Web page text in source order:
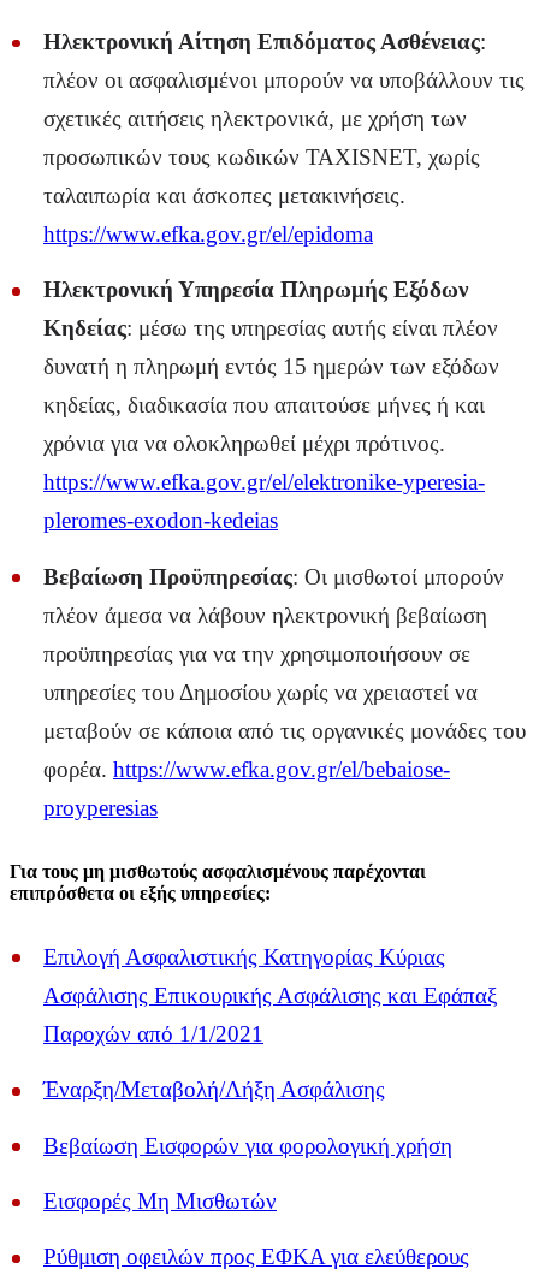
Ηλεκτρονική Αίτηση Επιδόματος Ασθένειας:
πλέον οι ασφαλισμένοι μπορούν να υποβάλλουν τις
σχετικές αιτήσεις ηλεκτρονικά, με χρήση των
προσωπικών τους κωδικών TAXISNET, χωρίς
ταλαιπωρία και άσκοπες μετακινήσεις.
https://www.efka.gov.gr/el/epidoma
Ηλεκτρονική Υπηρεσία Πληρωμής Εξόδων
Κηδείας: μέσω της υπηρεσίας αυτής είναι πλέον
δυνατή η πληρωμή εντός 15 ημερών των εξόδων
κηδείας, διαδικασία που απαιτούσε μήνες ή και
χρόνια για να ολοκληρωθεί μέχρι πρότινος.
https://www.efka.gov.gr/el/elektronike-yperesia-
pleromes-exodon-kedeias
Βεβαίωση Προϋπηρεσίας: Οι μισθωτοί μπορούν
πλέον άμεσα να λάβουν ηλεκτρονική βεβαίωση
προϋπηρεσίας για να την χρησιμοποιήσουν σε
υπηρεσίες του Δημοσίου χωρίς να χρειαστεί να
μεταβούν σε κάποια από τις οργανικές μονάδες του
φορέα. https://www.efka.gov.gr/el/bebaiose-
proyperesias
Για τους μη μισθωτούς ασφαλισμένους παρέχονται
επιπρόσθετα οι εξής υπηρεσίες:
Επιλογή Ασφαλιστικής Κατηγορίας Κύριας
Ασφάλισης Επικουρικής Ασφάλισης και Εφάπαξ
Παροχών από 1/1/2021
Έναρξη/Μεταβολή/Λήξη Ασφάλισης
Βεβαίωση Εισφορών για φορολογική χρήση
Εισφορές Μη Μισθωτών
Ρύθμιση οφειλών προς ΕΦΚΑ για ελεύθερους